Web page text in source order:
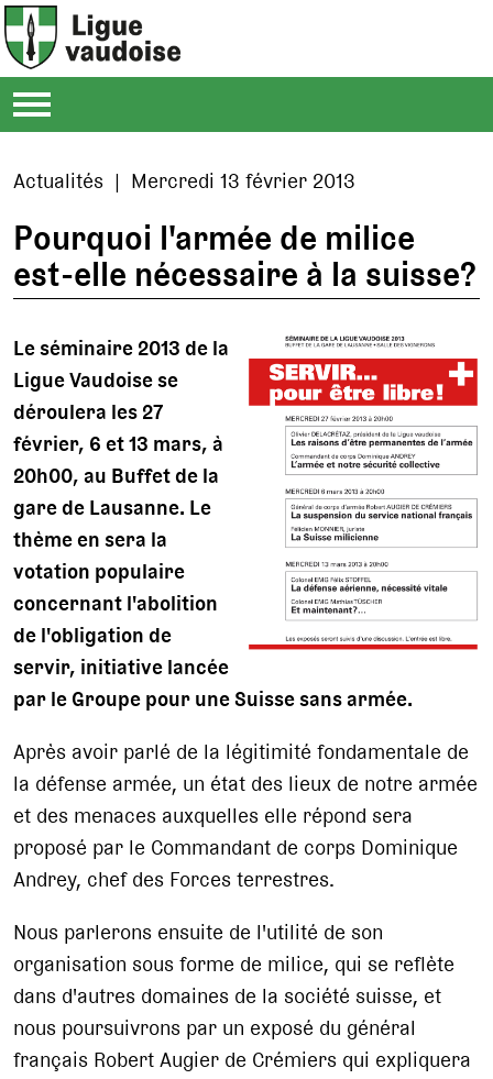
Actualités | Mercredi 13 février 2013
Pourquoi l'armée de milice
est-elle nécessaire à la suisse?
Le séminaire 2013 de la
Ligue Vaudoise se
déroulera les 27
février, 6 et 13 mars, à
20h00, au Buffet de la
gare de Lausanne. Le
thème en sera la
votation populaire
concernant l'abolition
de l'obligation de
servir, initiative lancée
par le Groupe pour une Suisse sans armée.
Après avoir parlé de la légitimité fondamentale de
la défense armée, un état des lieux de notre armée
et des menaces auxquelles elle répond sera
proposé par le Commandant de corps Dominique
Andrey, chef des Forces terrestres.
Nous parlerons ensuite de l'utilité de son
organisation sous forme de milice, qui se reflète
dans d'autres domaines de la société suisse, et
nous poursuivrons par un exposé du général
français Robert Augier de Crémiers qui expliquera